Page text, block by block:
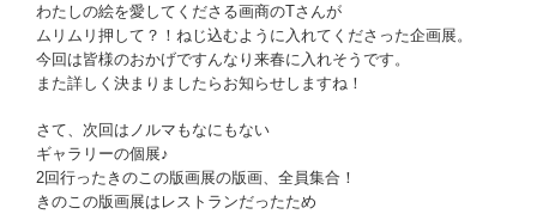
わたしの絵を愛してくださる画商のTさんが
ムリムリ押して？！ねじ込むように入れてくださった企画展。
今回は皆様のおかげですんなり来春に入れそうです。
また詳しく決まりましたらお知らせしますね！
さて、次回はノルマもなにもない
ギャラリーの個展♪
2回行ったきのこの版画展の版画、全員集合！
きのこの版画展はレストランだったため